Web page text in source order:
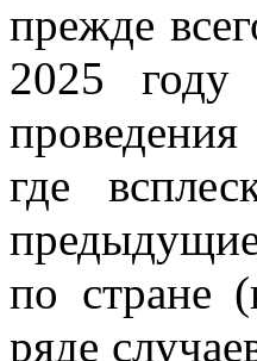
прежде
2025
где
по стране
ряде